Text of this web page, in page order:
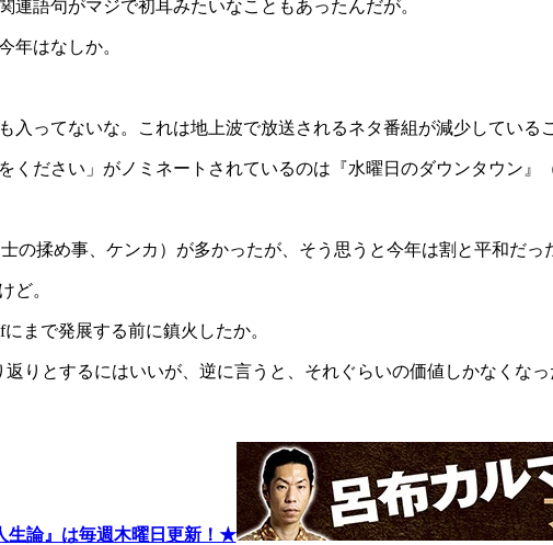
語句がマジで初耳みたいなこともあったんだが。
年はなしか。
ってないな。これは地上波で放送されるネタ番組が減少している
ださい」がノミネートされているのは『水曜日のダウンタウン』
の揉め事、ケンカ）が多かったが、そう思うと今年は割と平和だっ
ど。
まで発展する前に鎮火したか。
りとするにはいいが、逆に言うと、それぐらいの価値しかなくなっ
生論』は毎週木曜日更新！★